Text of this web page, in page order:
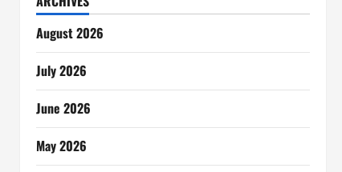
August 2026
July 2026
June 2026
May 2026